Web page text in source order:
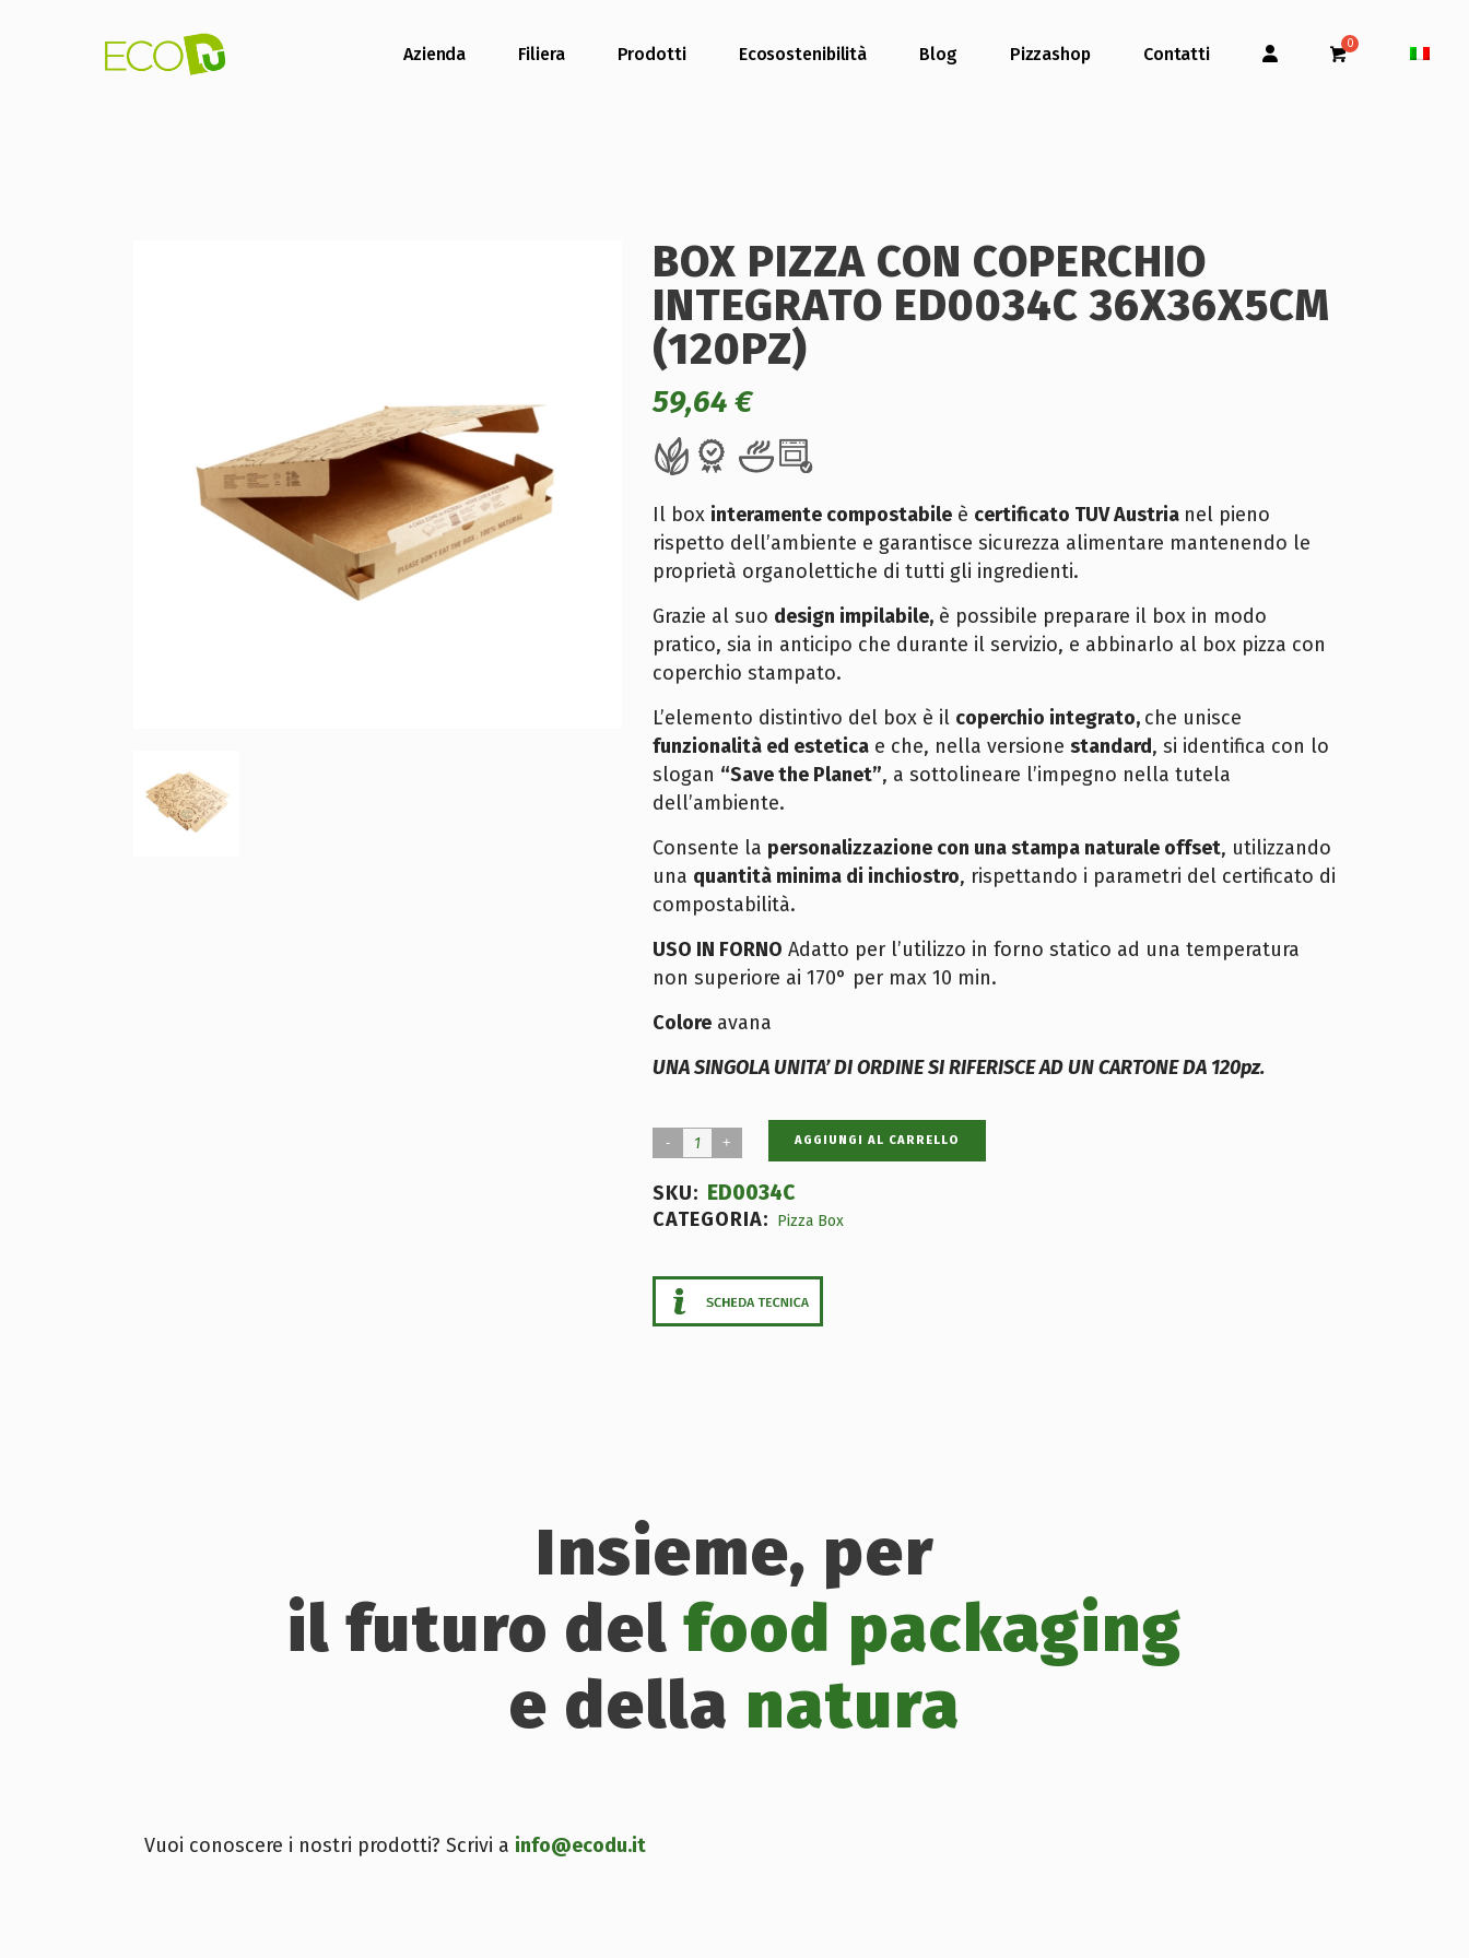
Azienda Filiera Prodotti Ecosostenibilità Blog Pizzashop Contatti
BOX PIZZA CON COPERCHIO
INTEGRATO ED0034C 36X36X5CM
(120PZ)
59,64 €
Il box interamente compostabile è certificato TUV Austria nel pieno
rispetto dell’ambiente e garantisce sicurezza alimentare mantenendo le
proprietà organolettiche di tutti gli ingredienti.
Grazie al suo design impilabile, è possibile preparare il box in modo
pratico, sia in anticipo che durante il servizio, e abbinarlo al box pizza con
coperchio stampato.
L’elemento distintivo del box è il coperchio integrato, che unisce
funzionalità ed estetica e che, nella versione standard, si identifica con lo
slogan “Save the Planet”, a sottolineare l’impegno nella tutela
dell’ambiente.
Consente la personalizzazione con una stampa naturale offset, utilizzando
una quantità minima di inchiostro, rispettando i parametri del certificato di
compostabilità.
USO IN FORNO Adatto per l’utilizzo in forno statico ad una temperatura
non superiore ai 170° per max 10 min.
Colore avana
UNA SINGOLA UNITA’ DI ORDINE SI RIFERISCE AD UN CARTONE DA 120pz.
AGGIUNGI AL CARRELLO
SKU: ED0034C
CATEGORIA: Pizza Box
Insieme, per
il futuro delfood packaging
e della natura
Vuoi conoscere i nostri prodotti? Scrivi a info@ecodu.it